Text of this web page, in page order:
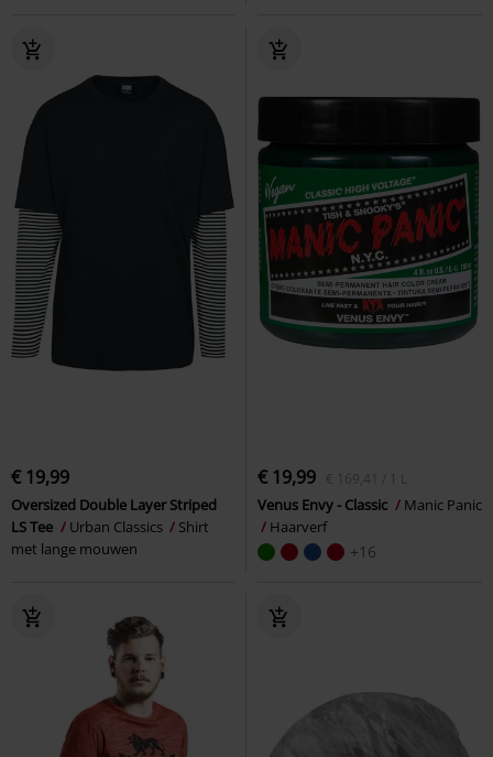
€ 19,99
Oversized Double Layer Striped
LS Tee
Urban Classics
Shirt
met lange mouwen
€ 19,99 € 169,41 / 1 L
Venus Envy - Classic
Manic Panic
Haarverf
+16